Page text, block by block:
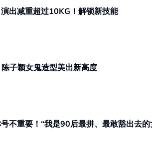
出减重超过10KG！解锁新技能
子颖女鬼造型美出新高度
不重要！“我是90后最拼、最敢豁出去的